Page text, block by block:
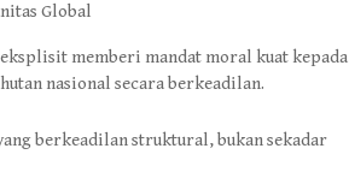
Global
memberi mandat moral kuat kepada
nasional secara berkeadilan.
berkeadilan struktural, bukan sekadar